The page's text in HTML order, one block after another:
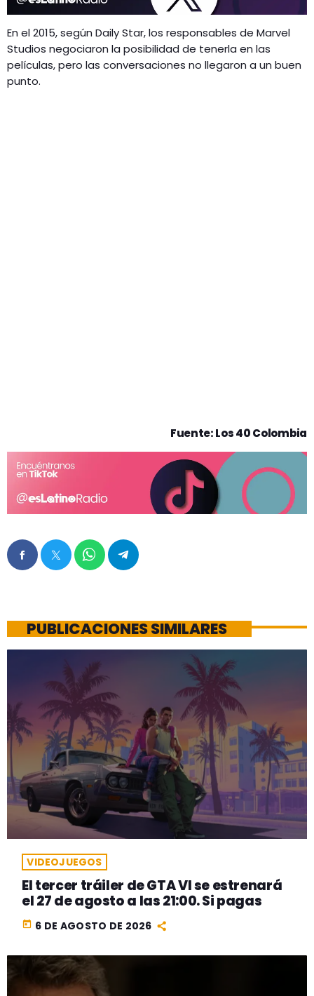
En el 2015, según Daily Star, los responsables de Marvel
Studios negociaron la posibilidad de tenerla en las
películas, pero las conversaciones no llegaron a un buen
punto.
Fuente: Los 40 Colombia
PUBLICACIONES SIMILARES
VIDEOJUEGOS
El tercer tráiler de GTA VI se estrenará
el 27 de agosto a las 21:00. Si pagas
today 6 DE AGOSTO DE 2026